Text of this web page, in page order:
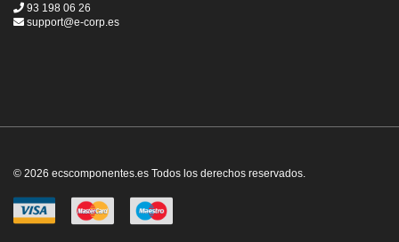
93 198 06 26
support@e-corp.es
© 2026 ecscomponentes.es Todos los derechos reservados.